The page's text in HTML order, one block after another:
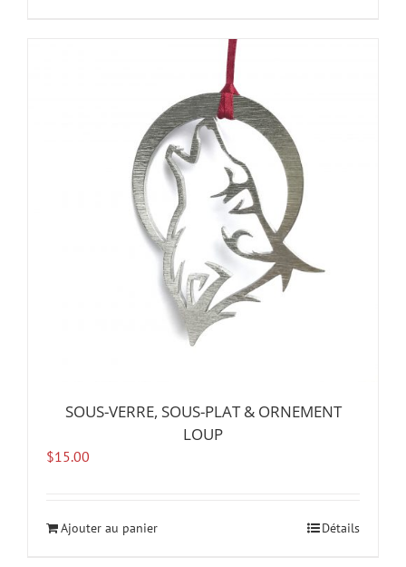
SOUS-VERRE, SOUS-PLAT & ORNEMENT
LOUP
$15.00
Ajouter au panier Détails